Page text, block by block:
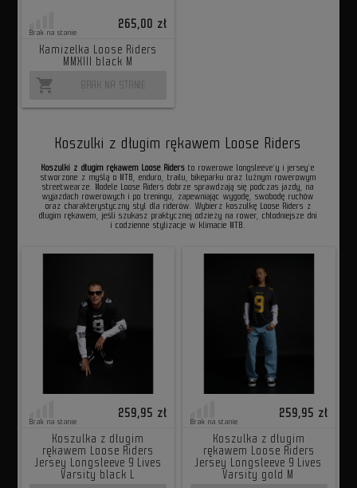
Brak na stanie
265,00 zł
Kamizelka Loose Riders
MMXIII black M
shopping_cart BRAK NA STANIE
Koszulki z długim rękawem Loose Riders
Koszulki z długim rękawem Loose Riders to rowerowe longsleeve’y i jersey’e
stworzone z myślą o MTB, enduro, trailu, bikeparku oraz luźnym rowerowym
streetwearze. Modele Loose Riders dobrze sprawdzają się podczas jazdy, na
wyjazdach rowerowych i po treningu, zapewniając wygodę, swobodę ruchów
oraz charakterystyczny styl dla riderów. Wybierz koszulkę Loose Riders z
długim rękawem, jeśli szukasz praktycznej odzieży na rower, chłodniejsze dni
i codzienne stylizacje w klimacie MTB.
Brak na stanie
259,95 zł
Koszulka z długim
rękawem Loose Riders
Jersey Longsleeve 9 Lives
Varsity black L
Brak na stanie
259,95 zł
Koszulka z długim
rękawem Loose Riders
Jersey Longsleeve 9 Lives
Varsity gold M